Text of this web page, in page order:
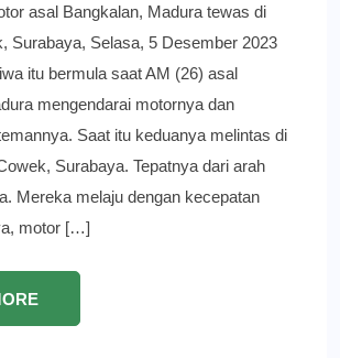
asal Bangkalan, Madura tewas di
Surabaya, Selasa, 5 Desember 2023
itu bermula saat AM (26) asal
mengendarai motornya dan
Saat itu keduanya melintas di
Surabaya. Tepatnya dari arah
Mereka melaju dengan kecepatan
motor […]